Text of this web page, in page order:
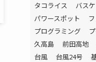
タコライス
バスケ
パワースポット
プログラミング
久高島
前田高地
台風
台風24号